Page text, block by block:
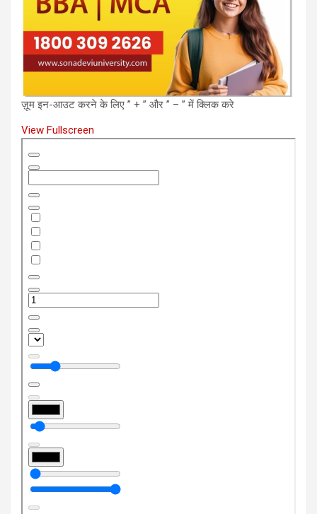
ज़ूम इन-आउट करने के लिए ” + ” और ” – ” में क्लिक करे
View Fullscreen
to
PDF
content